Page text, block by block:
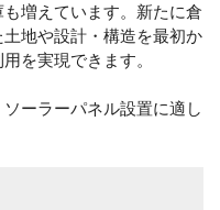
増えています。新たに倉
地や設計・構造を最初か
を実現できます。
ーラーパネル設置に適し